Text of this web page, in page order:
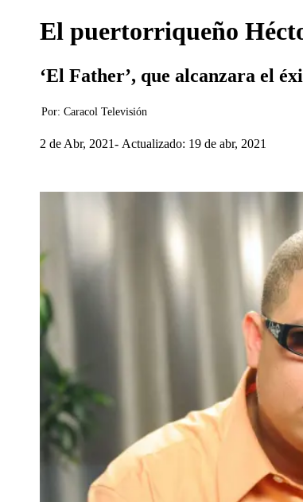
El puertorriqueño
‘El Father’, que alcanzara el
Por: Caracol Televisión
2 de Abr, 2021 Actualizado: 19 de abr, 2021